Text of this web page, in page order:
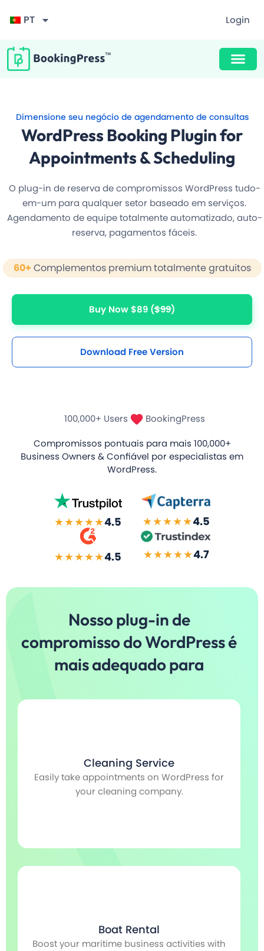
PT Login
Dimensione seu negócio de agendamento de consultas
WordPress Booking Plugin for
Appointments & Scheduling
O plug-in de reserva de compromissos WordPress tudo-
em-um para qualquer setor baseado em serviços.
Agendamento de equipe totalmente automatizado, auto-
reserva, pagamentos fáceis.
60+ Complementos premium totalmente gratuitos
Buy Now $89 ($99)
Download Free Version
100,000+ Users
BookingPress
Compromissos pontuais para mais 100,000+
Business Owners & Confiável por especialistas em
WordPress.
★★★★★4.5 ★★★★★4.5
★★★★★4.5 ★★★★★4.7
Nosso plug-in de
compromisso do WordPress é
mais adequado para
Cleaning Service
Easily take appointments on WordPress for
your cleaning company.
Boat Rental
Boost your maritime business activities with
Email, SMS & WhatsApp Notification
20+ Built-in Payment Gateways
Still have question?
Grab Deal $89